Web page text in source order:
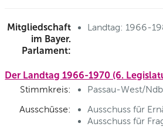
Mitgliedschaft
im Bayer.
Parlament:
Landtag: 1966-
Der Landtag 1966-1970 (6.
Stimmkreis:
Passau-West/Ndb
Ausschüsse:
Ausschuss für
Ausschuss für